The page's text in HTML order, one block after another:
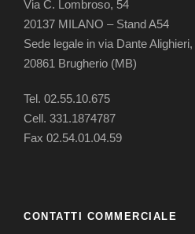
Via C. Lombroso, 54
20137 MILANO – Stand A54
Sede legale in via Dante Alighieri,
20861 Brugherio (MB)
Tel. 02.55.10.675
Cell. 331.1874787
Fax 02.54.01.04.59
CONTATTI COMMERCIALE